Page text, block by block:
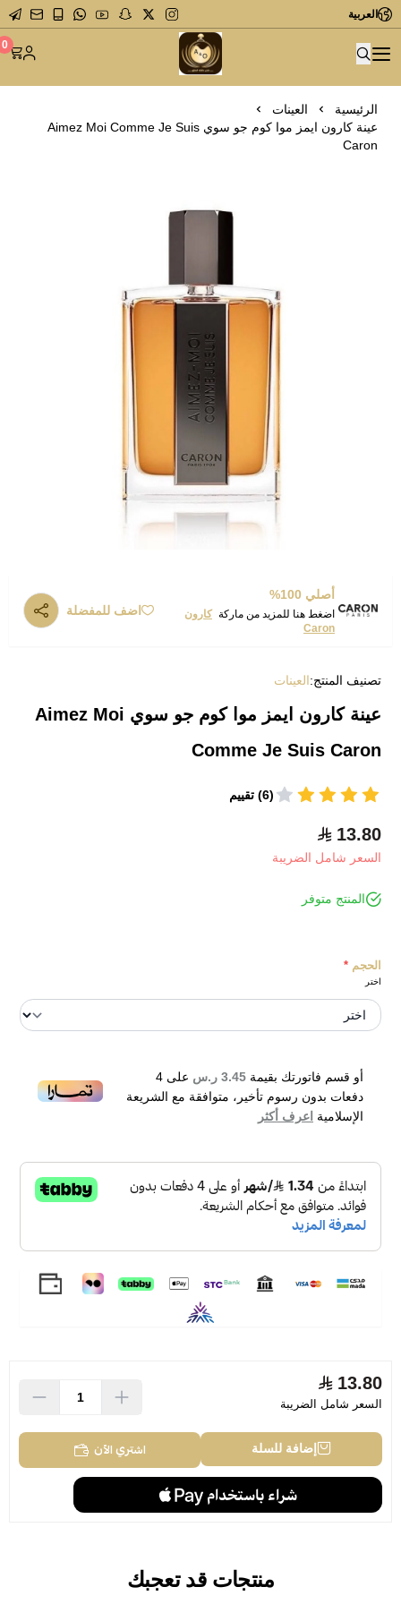
العربية
متجر عاشق العطور 0
الرئيسية
العينات
عينة كارون ايمز موا كوم جو سوي Aimez Moi Comme Je Suis
Caron
أصلي 100%
اضغط هنا للمزيد من ماركة كارون
Caron
اضف للمفضلة
تصنيف المنتج:العينات
عينة كارون ايمز موا كوم جو سوي Aimez Moi
Comme Je Suis Caron
(6) تقييم
13.80
السعر شامل الضريبة
المنتج متوفر
الحجم *
اختر
أو قسم فاتورتك بقيمة 3.45 ر.س على 4
دفعات بدون رسوم تأخير، متوافقة مع الشريعة
الإسلامية اعرف أكثر
13.80
السعر شامل الضريبة
إضافة للسلة اشتري الآن
منتجات قد تعجبك